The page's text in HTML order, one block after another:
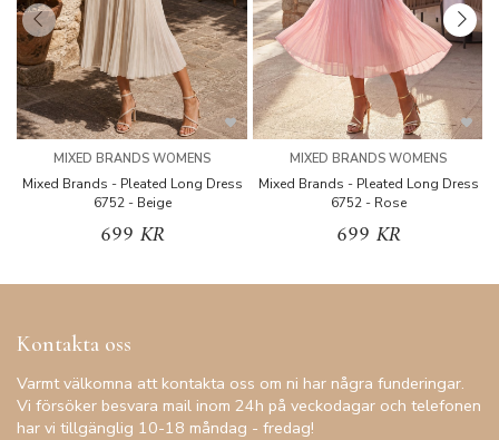
MIXED BRANDS WOMENS
Mixed Brands - Pleated Long Dress
6752 - Beige
699 KR
MIXED BRANDS WOMENS
Mixed Brands - Pleated Long Dress
6752 - Rose
699 KR
Kontakta oss
Varmt välkomna att kontakta oss om ni har några funderingar.
Vi försöker besvara mail inom 24h på veckodagar och telefonen
har vi tillgänglig 10-18 måndag - fredag!